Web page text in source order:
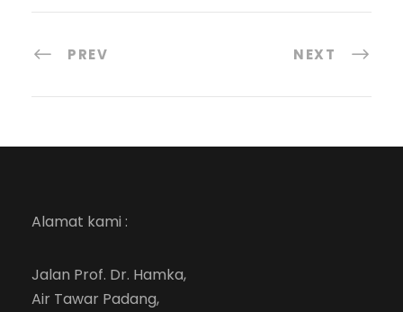
PREV NEXT
Alamat kami :
Jalan Prof. Dr. Hamka,
Air Tawar Padang,